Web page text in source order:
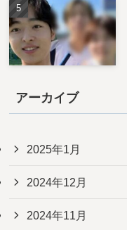
アーカイブ
2025年1月
2024年12月
2024年11月